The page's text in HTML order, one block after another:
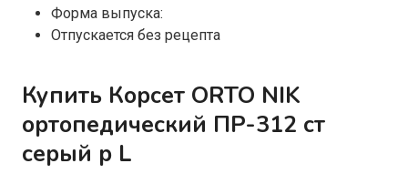
Форма выпуска:
Отпускается без рецепта
Купить Корсет ORTO NIK
ортопедический ПР-312 ст
серый р L